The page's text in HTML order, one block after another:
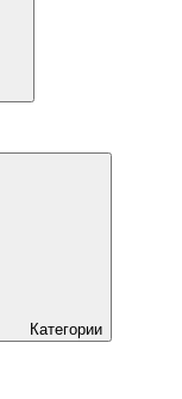
Категории